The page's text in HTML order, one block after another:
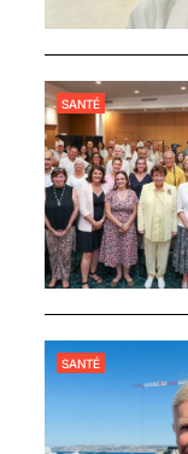
SANTÉ
SANTÉ